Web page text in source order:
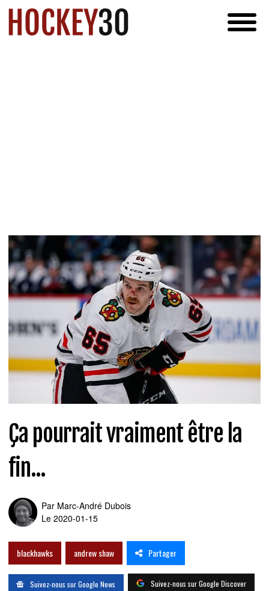
Ça pourrait vraiment être la
fin...
Par Marc-André Dubois
Le 2020-01-15
blackhawks andrew shaw Partager
Suivez-nous sur Google News Suivez-nous sur Google Discover